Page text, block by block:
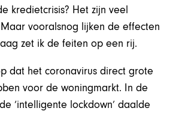
kredietcrisis? Het zijn veel
vooralsnog lijken de effecten
zet ik de feiten op een rij.
dat het coronavirus direct grote
voor de woningmarkt. In de
‘intelligente lockdown’ daalde